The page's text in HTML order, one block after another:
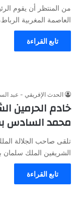
من المنتظر أن يقوم
العاصمة المغربية
تابع القراءة
الحدث الإفريقي - عبد
خادم الحرمين
محمد السادس
تلقى صاحب الجلالة
الشريفين الملك
تابع القراءة